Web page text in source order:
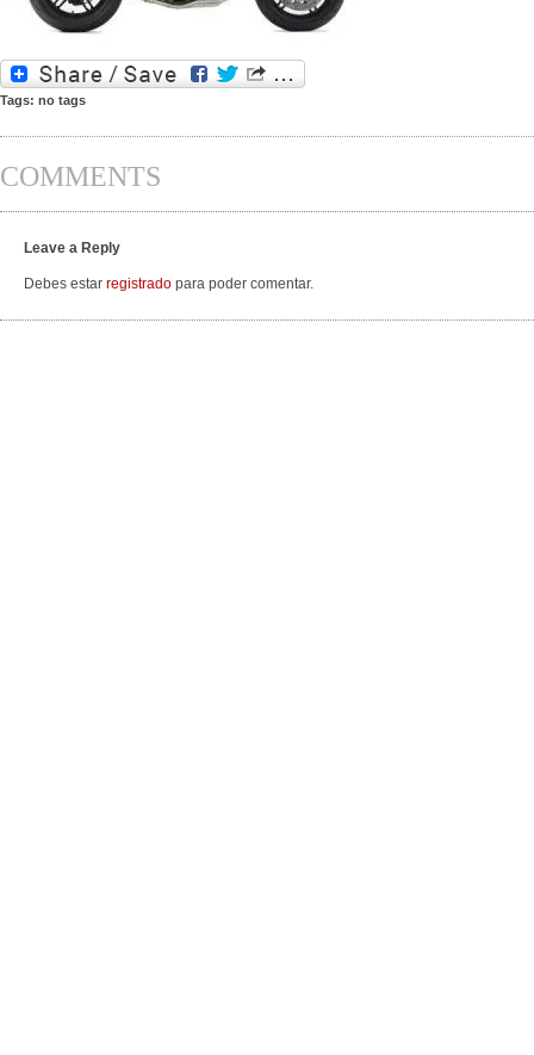
Tags: no tags
COMMENTS
Leave a Reply
Debes estar registrado para poder comentar.